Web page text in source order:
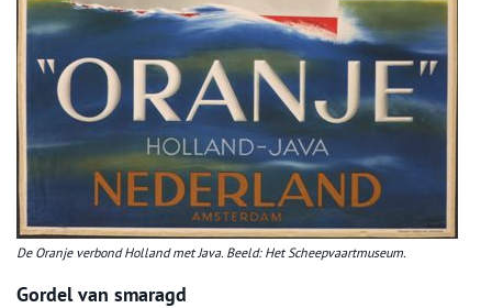
De Oranje verbond Holland met Java. Beeld: Het Scheepvaartmuseum.
Gordel van smaragd